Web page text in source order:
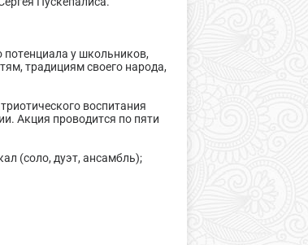
потенциала у школьников,
традициям своего народа,
воспитания
Акция проводится по пяти
(соло, дуэт, ансамбль);